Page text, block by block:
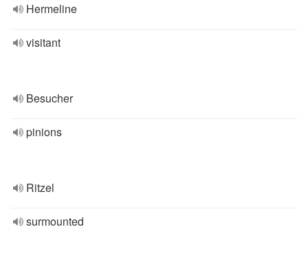
Hermeline
visitant
Besucher
pinions
Ritzel
surmounted